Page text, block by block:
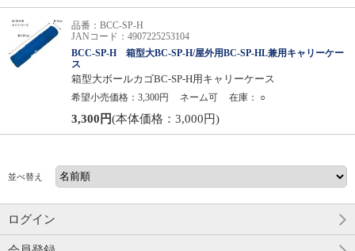
品番：BCC-SP-H
JANコード：4907225253104
BCC-SP-H 箱型大BC-SP-H/屋外用BC-SP-HL兼用キャリーケー
ス
箱型大ボールカゴBC-SP-H用キャリーケース
希望小売価格：3,300円
ネーム可 在庫： ○
3,300円(本体価格：3,000円)
並べ替え
ログイン